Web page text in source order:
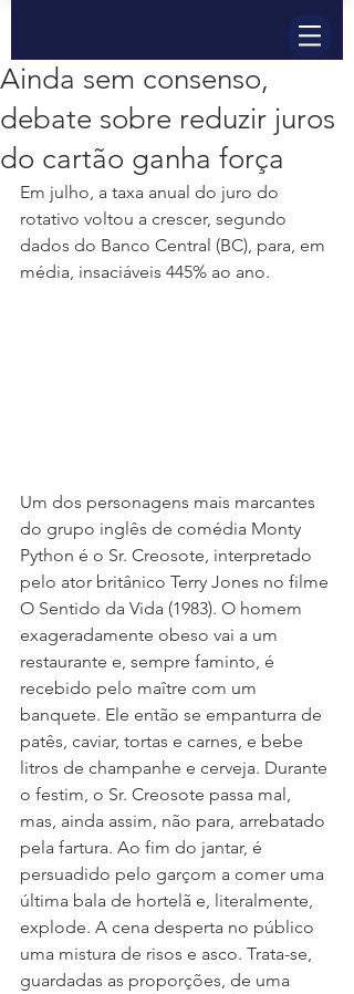
Ainda sem consenso,
debate sobre reduzir juros
do cartão ganha força
Em julho, a taxa anual do juro do
rotativo voltou a crescer, segundo
dados do Banco Central (BC), para, em
média, insaciáveis 445% ao ano.
Um dos personagens mais marcantes
do grupo inglês de comédia Monty
Python é o Sr. Creosote, interpretado
pelo ator britânico Terry Jones no filme
O Sentido da Vida (1983). O homem
exageradamente obeso vai a um
restaurante e, sempre faminto, é
recebido pelo maître com um
banquete. Ele então se empanturra de
patês, caviar, tortas e carnes, e bebe
litros de champanhe e cerveja. Durante
o festim, o Sr. Creosote passa mal,
mas, ainda assim, não para, arrebatado
pela fartura. Ao fim do jantar, é
persuadido pelo garçom a comer uma
última bala de hortelã e, literalmente,
explode. A cena desperta no público
uma mistura de risos e asco. Trata-se,
guardadas as proporções, de uma